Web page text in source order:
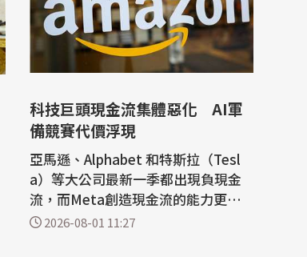
科技巨頭現金流集體惡化 AI軍
備競賽代價浮現
亞馬遜、Alphabet 和特斯拉（Tesl
a）等大公司最新一季都出現負現金
流，而Meta創造現金流的能力更暴
跌91%。人工智慧基建大規模擴張，
2026-08-01 11:27